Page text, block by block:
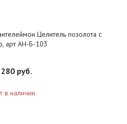
Целитель позолота с
арт АН-Б-103
руб.
в наличии